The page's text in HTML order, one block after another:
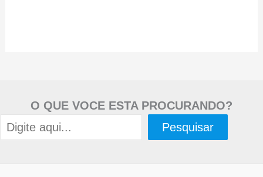
O QUE VOCE ESTA PROCURANDO?
Pesquisar